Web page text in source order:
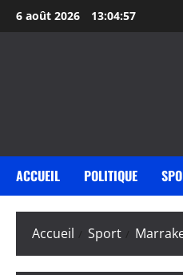
Aller
au
6 août 2026 13:04:58
ACCUEIL POLITIQUE
Accueil Sport